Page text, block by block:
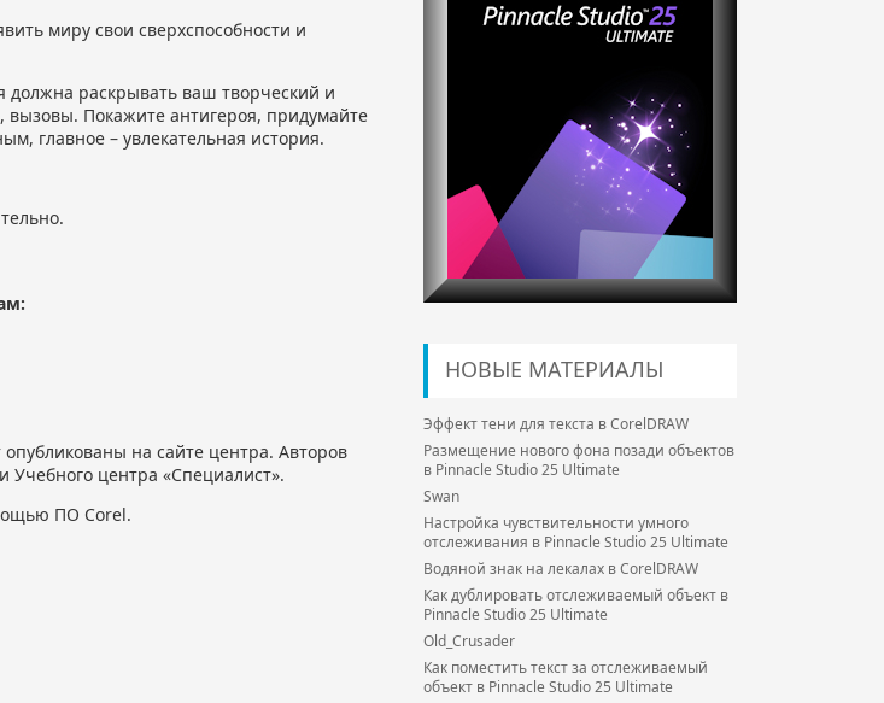
миру свои сверхспособности и
должна раскрывать ваш творческий и
Покажите антигероя, придумайте
главное – увлекательная история.
опубликованы на сайте центра. Авторов
центра «Специалист».
ПО Corel.
НОВЫЕ МАТЕРИАЛЫ
Эффект тени для текста в CorelDRAW
Размещение нового фона позади объектов
в Pinnacle Studio 25 Ultimate
Swan
Настройка чувствительности умного
отслеживания в Pinnacle Studio 25 Ultimate
Водяной знак на лекалах в CorelDRAW
Как дублировать отслеживаемый объект в
Pinnacle Studio 25 Ultimate
Old_Crusader
Как поместить текст за отслеживаемый
объект в Pinnacle Studio 25 Ultimate